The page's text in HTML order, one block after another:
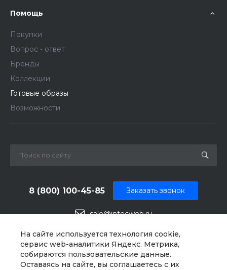
На сайте используется технология cookie,
сервис web-аналитики Яндекс. Метрика,
собираются пользовательские данные.
Оставаясь на сайте, вы соглашаетесь с их
Помощь
Покупки
Вопрос - ответ
Бренды
Коллекции
Готовые образы
Возможности
8 (800) 100-45-85
sale@intecweb.ru
Заказать звонок
г. Москва, ул. Люсиновская, д. 39